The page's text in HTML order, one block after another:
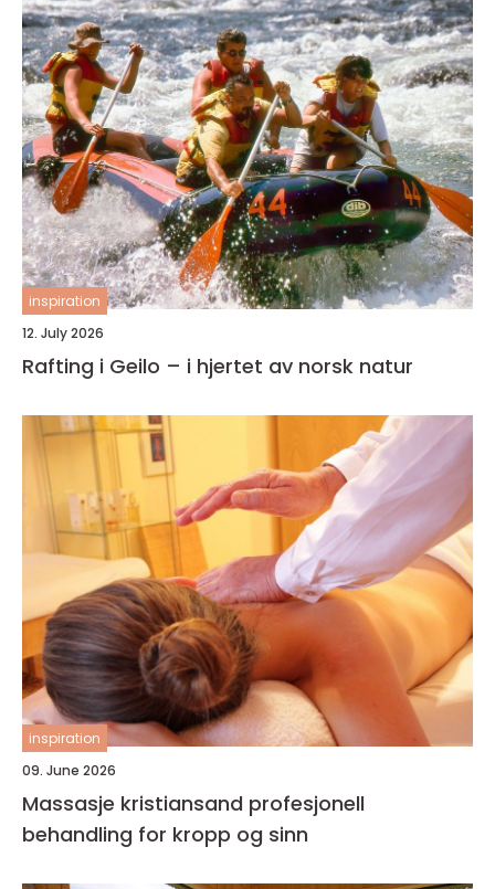
inspiration
12. July 2026
Rafting i Geilo – i hjertet av norsk natur
inspiration
09. June 2026
Massasje kristiansand profesjonell
behandling for kropp og sinn